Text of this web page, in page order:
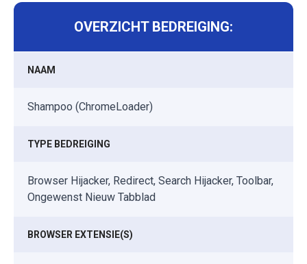
OVERZICHT BEDREIGING:
NAAM
Shampoo (ChromeLoader)
TYPE BEDREIGING
Browser Hijacker, Redirect, Search Hijacker, Toolbar,
Ongewenst Nieuw Tabblad
BROWSER EXTENSIE(S)